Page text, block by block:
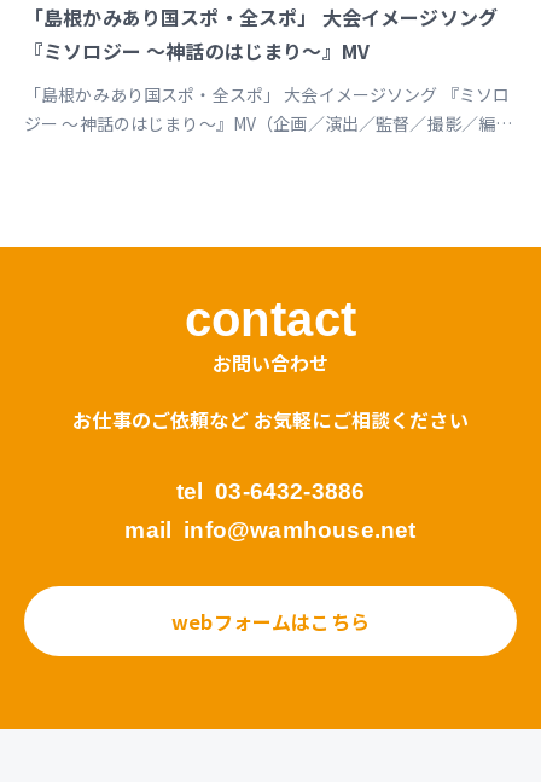
「島根かみあり国スポ・全スポ」 大会イメージソング
『ミソロジー ～神話のはじまり～』MV
「島根かみあり国スポ・全スポ」 大会イメージソング 『ミソロ
ジー ～神話のはじまり～』MV（企画／演出／監督／撮影／編
contact
お問い合わせ
お仕事のご依頼など お気軽にご相談ください
tel 03-6432-3886
mail info@wamhouse.net
webフォームはこちら